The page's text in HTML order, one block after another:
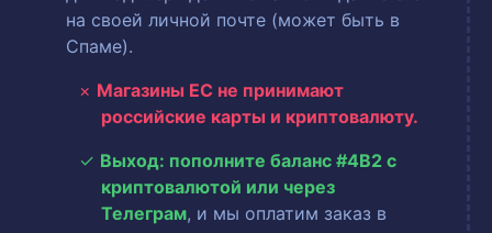
на своей личной почте (может быть в
Спаме).
Магазины ЕС не принимают
российские карты и криптовалюту.
Выход: пополните баланс #4B2 с
криптовалютой или через
Телеграм, и мы оплатим заказ в